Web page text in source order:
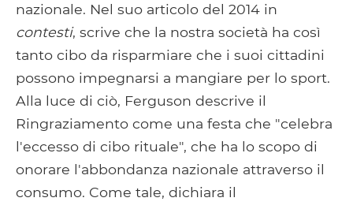
nazionale. Nel suo articolo del 2014 in
contesti, scrive che la nostra società ha così
tanto cibo da risparmiare che i suoi cittadini
possono impegnarsi a mangiare per lo sport.
Alla luce di ciò, Ferguson descrive il
Ringraziamento come una festa che "celebra
l'eccesso di cibo rituale", che ha lo scopo di
onorare l'abbondanza nazionale attraverso il
consumo. Come tale, dichiara il